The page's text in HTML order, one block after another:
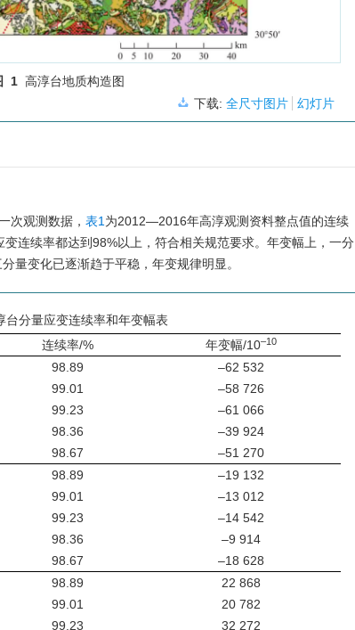
1 高淳台地质构造图
下载:全尺寸图片 幻灯片
次观测数据， 表1为2012—2016年高淳观测资料整点值的连续
连续率都达到98%以上，符合相关规范要求。年变幅上，一分
量变化已逐渐趋于平稳，年变规律明显。
台分量应变连续率和年变幅表
连续率/% 年变幅/10–10
98.89
–62 532
99.01
–58 726
99.23
–61 066
98.36
–39 924
98.67 –51 270
98.89
–19 132
99.01
–13 012
99.23
–14 542
98.36
–9 914
98.67 –18 628
98.89
22 868
99.01
20 782
99.23
32 272